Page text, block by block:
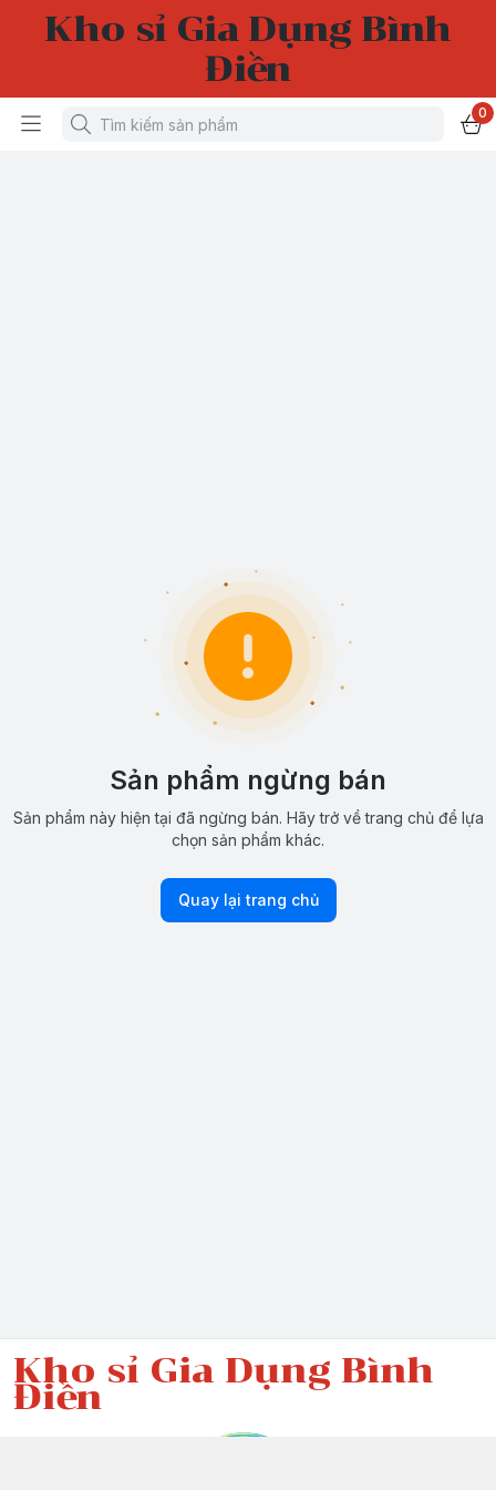
Kho sỉ Gia Dụng Bình
Điền
0
Sản phẩm ngừng bán
Sản phẩm này hiện tại đã ngừng bán. Hãy trở về trang chủ để lựa
chọn sản phẩm khác.
Quay lại trang chủ
Kho sỉ Gia Dụng Bình
Điền